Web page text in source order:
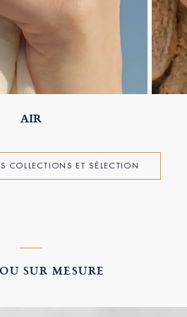
AIR
COLLECTIONS ET SÉLECTION
SUR MESURE